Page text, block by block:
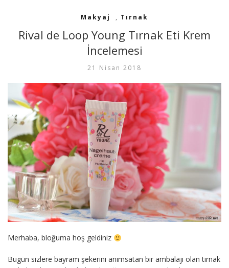
Makyaj , Tırnak
Rival de Loop Young Tırnak Eti Krem
İncelemesi
21 Nisan 2018
Merhaba, bloğuma hoş geldiniz
Bugün sizlere bayram şekerini anımsatan bir ambalajı olan tırnak